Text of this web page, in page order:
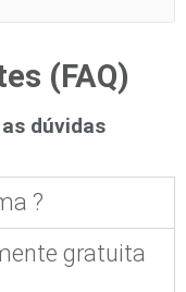
(FAQ)
dúvidas
?
gratuita